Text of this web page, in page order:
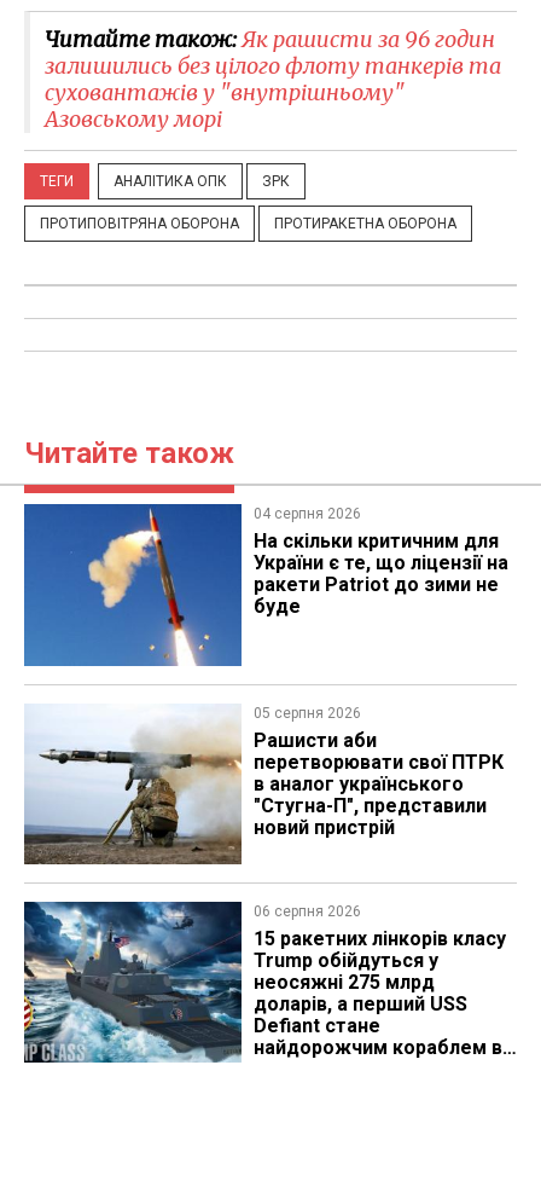
Читайте також:Як рашисти за 96 годин
залишились без цілого флоту танкерів та
суховантажів у "внутрішньому"
Азовському морі
ТЕГИ АНАЛІТИКА ОПК ЗРК
ПРОТИПОВІТРЯНА ОБОРОНА ПРОТИРАКЕТНА ОБОРОНА
Читайте також
04 серпня 2026
На скільки критичним для
України є те, що ліцензії на
ракети Patriot до зими не
буде
05 серпня 2026
Рашисти аби
перетворювати свої ПТРК
в аналог українського
"Стугна-П", представили
новий пристрій
06 серпня 2026
15 ракетних лінкорів класу
Trump обійдуться у
неосяжні 275 млрд
доларів, а перший USS
Defiant стане
найдорожчим кораблем в